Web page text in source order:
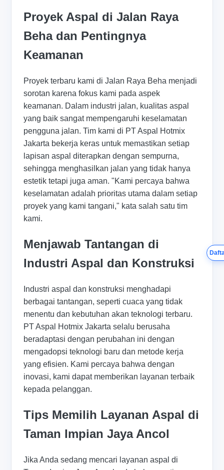
Proyek Aspal di Jalan Raya
Beha dan Pentingnya
Keamanan
Proyek terbaru kami di Jalan Raya Beha menjadi
sorotan karena fokus kami pada aspek
keamanan. Dalam industri jalan, kualitas aspal
yang baik sangat mempengaruhi keselamatan
pengguna jalan. Tim kami di PT Aspal Hotmix
Jakarta bekerja keras untuk memastikan setiap
lapisan aspal diterapkan dengan sempurna,
sehingga menghasilkan jalan yang tidak hanya
estetik tetapi juga aman. "Kami percaya bahwa
keselamatan adalah prioritas utama dalam setiap
proyek yang kami tangani," kata salah satu tim
kami.
Menjawab Tantangan di
Industri Aspal dan Konstruksi
Industri aspal dan konstruksi menghadapi
berbagai tantangan, seperti cuaca yang tidak
menentu dan kebutuhan akan teknologi terbaru.
PT Aspal Hotmix Jakarta selalu berusaha
beradaptasi dengan perubahan ini dengan
mengadopsi teknologi baru dan metode kerja
yang efisien. Kami percaya bahwa dengan
inovasi, kami dapat memberikan layanan terbaik
kepada pelanggan.
Tips Memilih Layanan Aspal di
Taman Impian Jaya Ancol
Jika Anda sedang mencari layanan aspal di